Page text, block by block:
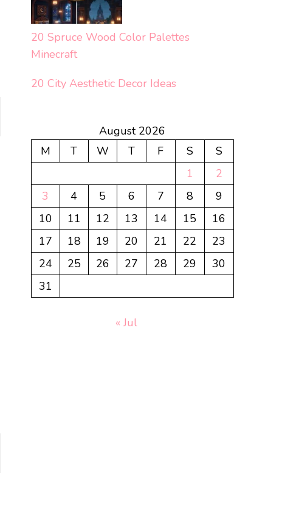
20 Spruce Wood Color Palettes
Minecraft
20 City Aesthetic Decor Ideas
August 2026
M
T W T F S
S
1
2
3
4 5 6 7 8
9
10
11 12 13 14 15
16
17
18 19 20 21 22
23
24
25 26 27 28 29
30
31
« Jul